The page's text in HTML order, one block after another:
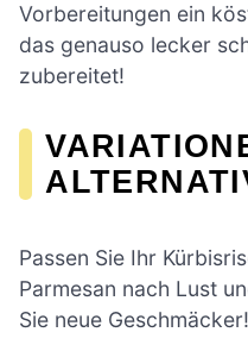
Vorbereitungen ein
das genauso lecker
zubereitet!
Passen Sie Ihr
Parmesan nach Lust
Sie neue Geschmäcker!